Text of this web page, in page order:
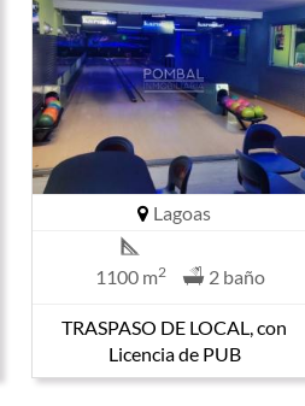
Lagoas
1100 m2 2 baño
TRASPASO DE LOCAL, con
Licencia de PUB